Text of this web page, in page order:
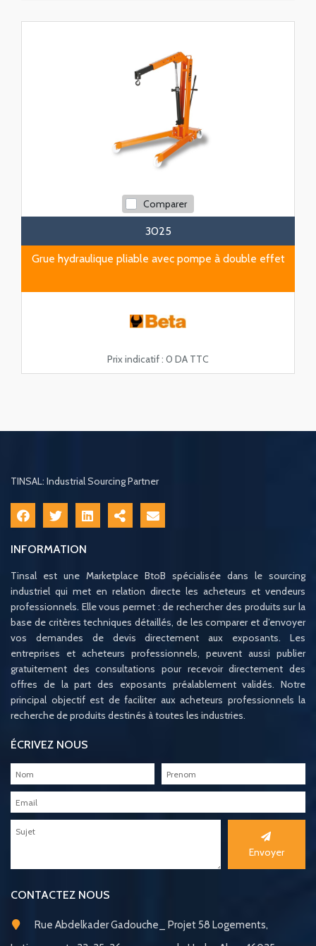
Comparer
3025
Grue hydraulique pliable avec pompe à double effet
Prix indicatif : 0 DA TTC
TINSAL: Industrial Sourcing Partner
INFORMATION
Tinsal est une Marketplace BtoB spécialisée dans le sourcing
industriel qui met en relation directe les acheteurs et vendeurs
professionnels. Elle vous permet : de rechercher des produits sur la
base de critères techniques détaillés, de les comparer et d’envoyer
vos demandes de devis directement aux exposants. Les
entreprises et acheteurs professionnels, peuvent aussi publier
gratuitement des consultations pour recevoir directement des
offres de la part des exposants préalablement validés. Notre
principal objectif est de faciliter aux acheteurs professionnels la
recherche de produits destinés à toutes les industries.
ÉCRIVEZ NOUS
Envoyer
CONTACTEZ NOUS
Rue Abdelkader Gadouche_ Projet 58 Logements,